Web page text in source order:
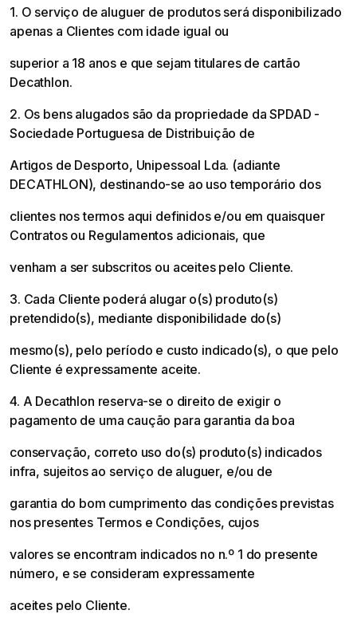
1. O serviço de aluguer de produtos será disponibilizado
apenas a Clientes com idade igual ou
superior a 18 anos e que sejam titulares de cartão
Decathlon.
2. Os bens alugados são da propriedade da SPDAD -
Sociedade Portuguesa de Distribuição de
Artigos de Desporto, Unipessoal Lda. (adiante
DECATHLON), destinando-se ao uso temporário dos
clientes nos termos aqui definidos e/ou em quaisquer
Contratos ou Regulamentos adicionais, que
venham a ser subscritos ou aceites pelo Cliente.
3. Cada Cliente poderá alugar o(s) produto(s)
pretendido(s), mediante disponibilidade do(s)
mesmo(s), pelo período e custo indicado(s), o que pelo
Cliente é expressamente aceite.
4. A Decathlon reserva-se o direito de exigir o
pagamento de uma caução para garantia da boa
conservação, correto uso do(s) produto(s) indicados
infra, sujeitos ao serviço de aluguer, e/ou de
garantia do bom cumprimento das condições previstas
nos presentes Termos e Condições, cujos
valores se encontram indicados no n.º 1 do presente
número, e se consideram expressamente
aceites pelo Cliente.